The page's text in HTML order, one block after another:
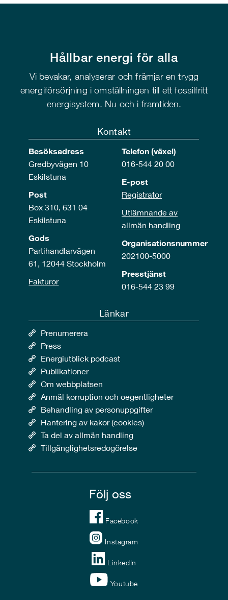
Hållbar energi för alla
Vi bevakar, analyserar och främjar en trygg
energiförsörjning i omställningen till ett fossilfritt
energisystem. Nu och i framtiden.
Kontakt
Besöksadress
Gredbyvägen 10
Eskilstuna
Post
Box 310, 631 04
Eskilstuna
Gods
Partihandlarvägen
61, 12044 Stockholm
Fakturor
Telefon (växel)
016-544 20 00
E-post
Registrator
Utlämnande av
allmän handling
Organisationsnummer
202100-5000
Presstjänst
016-544 23 99
Länkar
Prenumerera
Press
Energiutblick podcast
Publikationer
Om webbplatsen
Anmäl korruption och oegentligheter
Behandling av personuppgifter
Hantering av kakor (cookies)
Ta del av allmän handling
Tillgänglighetsredogörelse
Följ oss
Facebook
Instagram
LinkedIn
Youtube